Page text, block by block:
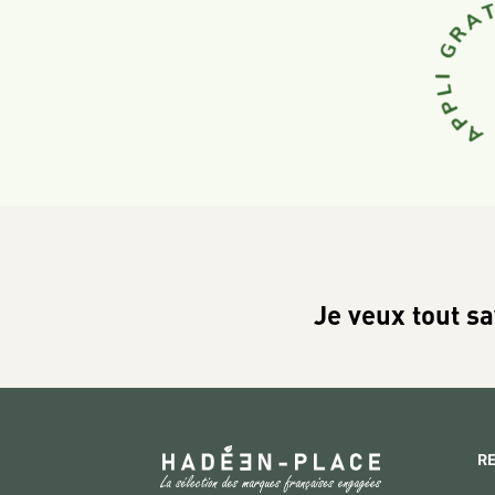
Je veux tout